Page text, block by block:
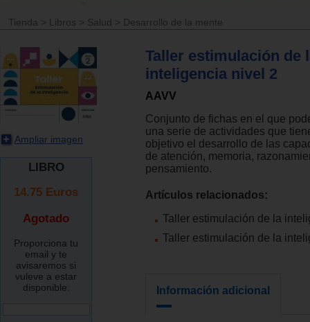
Tienda > Libros > Salud > Desarrollo de la mente
Ampliar imagen
LIBRO
14.75 Euros
Agotado
Proporciona tu
email y te
avisaremos si
vuleve a estar
disponible:
Taller estimulación de
inteligencia nivel 2
AAVV
Conjunto de fichas en el que
una serie de actividades que
objetivo el desarrollo de las
de atención, memoria,
pensamiento.
Artículos relacionados:
Taller estimulación de la
Taller estimulación de la
Información adicional